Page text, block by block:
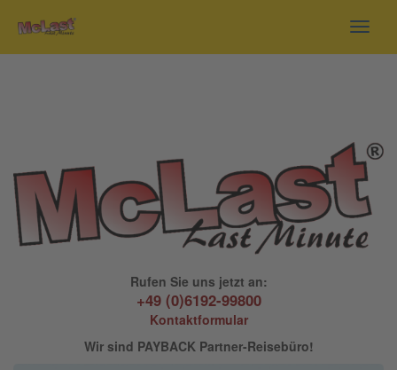
Rufen Sie uns jetzt an:
+49 (0)6192-99800
Kontaktformular
Wir sind PAYBACK Partner-Reisebüro!